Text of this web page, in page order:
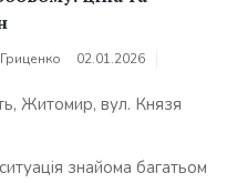
02.01.2026
Житомир, вул. Князя
знайома багатьом